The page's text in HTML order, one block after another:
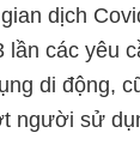
dịch
lần các yêu
di động,
người sử